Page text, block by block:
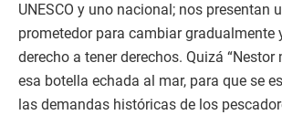
UNESCO y uno nacional; nos presentan
prometedor para cambiar gradualmente
derecho a tener derechos. Quizá “Nestor
esa botella echada al mar, para que se
las demandas históricas de los